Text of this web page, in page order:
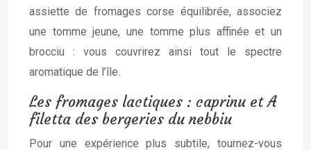
assiette de fromages corse équilibrée, associez
une tomme jeune, une tomme plus affinée et un
brocciu : vous couvrirez ainsi tout le spectre
aromatique de l’île.
Les fromages lactiques : caprinu et A
filetta des bergeries du nebbiu
Pour une expérience plus subtile, tournez-vous